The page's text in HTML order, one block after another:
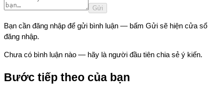
Gửi
Bạn cần đăng nhập để gửi bình luận — bấm Gửi sẽ hiện cửa sổ
đăng nhập.
Chưa có bình luận nào — hãy là người đầu tiên chia sẻ ý kiến.
Bước tiếp theo của bạn